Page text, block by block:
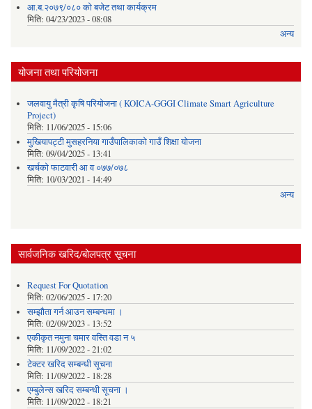
आ.ब.२०७९/०८० को बजेट तथा कार्यक्रम
मिति: 04/23/2023 - 08:08
अन्य
योजना तथा परियोजना
जलवायु मैत्री कृषि परियोजना ( KOICA-GGGI Climate Smart Agriculture
Project)
मिति: 11/06/2025 - 15:06
मुखियापट्टी मुसहरनिया गाउँपालिकाको गाउँ शिक्षा योजना
मिति: 09/04/2025 - 13:41
खर्चकाे फाटवारी आ व ०७७/०७८
मिति: 10/03/2021 - 14:49
अन्य
सार्वजनिक खरिद/बोलपत्र सूचना
Request For Quotation
मिति: 02/06/2025 - 17:20
सम्झौता गर्न आउन सम्बन्धमा ।
मिति: 02/09/2023 - 13:52
एकीकृत नमुना चमार वस्ति वडा न ५
मिति: 11/09/2022 - 21:02
टेक्टर खरिद सम्बन्धी सूचना
मिति: 11/09/2022 - 18:28
एम्बुलेन्स खरिद सम्बन्धी सूचना ।
मिति: 11/09/2022 - 18:21